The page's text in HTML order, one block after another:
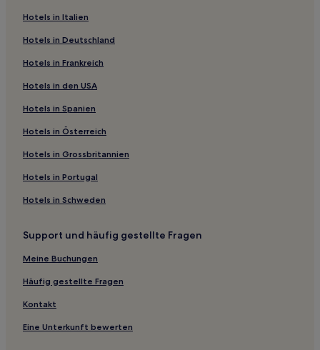
Hotels in Italien
Hotels in Deutschland
Hotels in Frankreich
Hotels in den USA
Hotels in Spanien
Hotels in Österreich
Hotels in Grossbritannien
Hotels in Portugal
Hotels in Schweden
Support und häufig gestellte Fragen
Meine Buchungen
Häufig gestellte Fragen
Kontakt
Eine Unterkunft bewerten